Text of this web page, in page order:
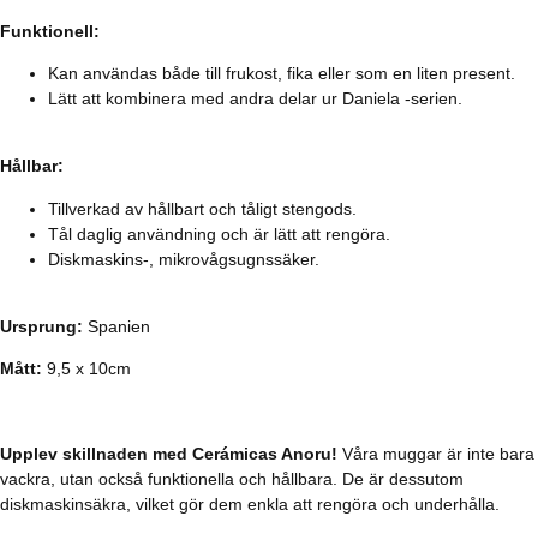
Funktionell:
Kan användas både till frukost, fika eller som en liten present.
Lätt att kombinera med andra delar ur Daniela -serien.
Hållbar:
Tillverkad av hållbart och tåligt stengods.
Tål daglig användning och är lätt att rengöra.
Diskmaskins-, mikrovågsugnssäker.
Ursprung: Spanien
Mått: 9,5 x 10cm
Upplev skillnaden med Cerámicas Anoru! Våra muggar är inte bara
vackra, utan också funktionella och hållbara. De är dessutom
diskmaskinsäkra, vilket gör dem enkla att rengöra och underhålla.